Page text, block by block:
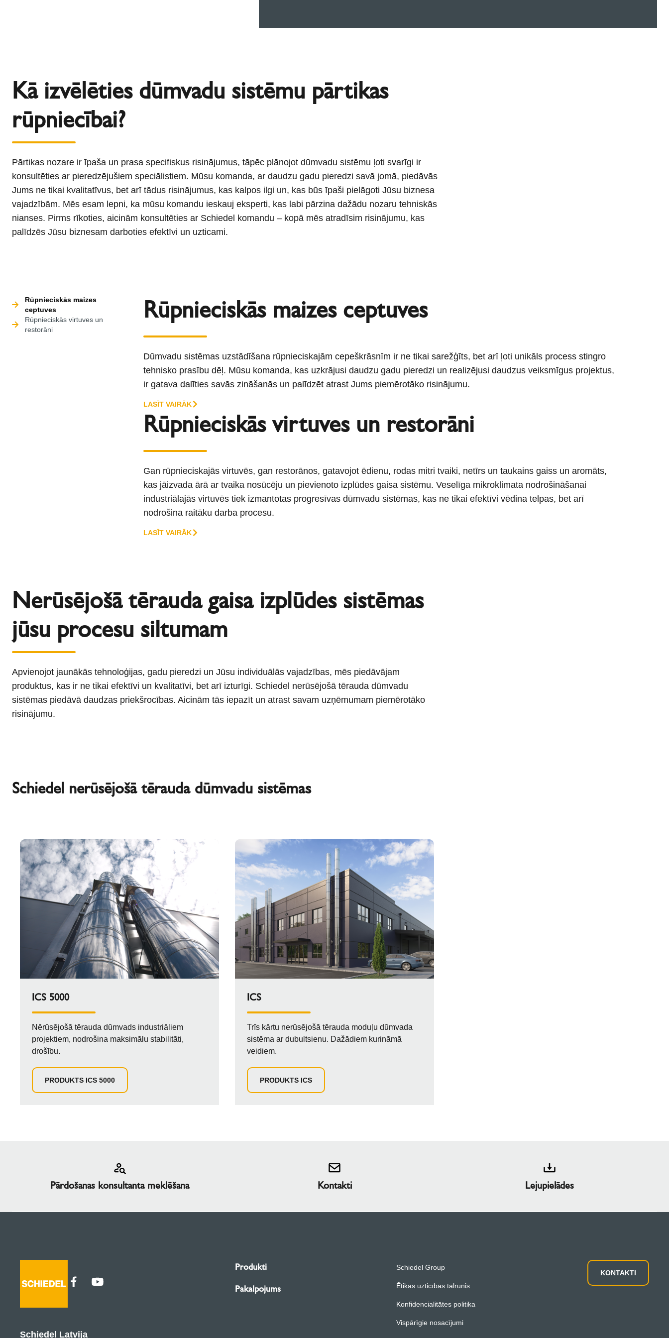
Kā izvēlēties dūmvadu sistēmu pārtikas
rūpniecībai?
Pārtikas nozare ir īpaša un prasa specifiskus risinājumus, tāpēc plānojot dūmvadu sistēmu ļoti svarīgi ir
konsultēties ar pieredzējušiem speciālistiem. Mūsu komanda, ar daudzu gadu pieredzi savā jomā, piedāvās
Jums ne tikai kvalitatīvus, bet arī tādus risinājumus, kas kalpos ilgi un, kas būs īpaši pielāgoti Jūsu biznesa
vajadzībām. Mēs esam lepni, ka mūsu komandu ieskauj eksperti, kas labi pārzina dažādu nozaru tehniskās
nianses. Pirms rīkoties, aicinām konsultēties ar Schiedel komandu – kopā mēs atradīsim risinājumu, kas
palīdzēs Jūsu biznesam darboties efektīvi un uzticami.
Rūpnieciskās maizes
ceptuves
Rūpnieciskās virtuves un
restorāni
Rūpnieciskās maizes ceptuves
Dūmvadu sistēmas uzstādīšana rūpnieciskajām cepeškrāsnīm ir ne tikai sarežģīts, bet arī ļoti unikāls process stingro
tehnisko prasību dēļ. Mūsu komanda, kas uzkrājusi daudzu gadu pieredzi un realizējusi daudzus veiksmīgus projektus,
ir gatava dalīties savās zināšanās un palīdzēt atrast Jums piemērotāko risinājumu.
LASĪT VAIRĀK
Rūpnieciskās virtuves un restorāni
Gan rūpnieciskajās virtuvēs, gan restorānos, gatavojot ēdienu, rodas mitri tvaiki, netīrs un taukains gaiss un aromāts,
kas jāizvada ārā ar tvaika nosūcēju un pievienoto izplūdes gaisa sistēmu. Veselīga mikroklimata nodrošināšanai
industriālajās virtuvēs tiek izmantotas progresīvas dūmvadu sistēmas, kas ne tikai efektīvi vēdina telpas, bet arī
nodrošina raitāku darba procesu.
LASĪT VAIRĀK
Nerūsējošā tērauda gaisa izplūdes sistēmas
jūsu procesu siltumam
Apvienojot jaunākās tehnoloģijas, gadu pieredzi un Jūsu individuālās vajadzības, mēs piedāvājam
produktus, kas ir ne tikai efektīvi un kvalitatīvi, bet arī izturīgi. Schiedel nerūsējošā tērauda dūmvadu
sistēmas piedāvā daudzas priekšrocības. Aicinām tās iepazīt un atrast savam uzņēmumam piemērotāko
risinājumu.
Schiedel nerūsējošā tērauda dūmvadu sistēmas
ICS 5000
Nērūsējošā tērauda dūmvads industriāliem
projektiem, nodrošina maksimālu stabilitāti,
drošību.
PRODUKTS ICS 5000
ICS
Trīs kārtu nerūsējošā tērauda moduļu dūmvada
sistēma ar dubultsienu. Dažādiem kurināmā
veidiem.
PRODUKTS ICS
Pārdošanas konsultanta meklēšana Kontakti Lejupielādes
Schiedel Latvija
Produkti
Pakalpojums
Schiedel Group
Ētikas uzticības tālrunis
Konfidencialitātes politika
Vispārīgie nosacījumi
KONTAKTI